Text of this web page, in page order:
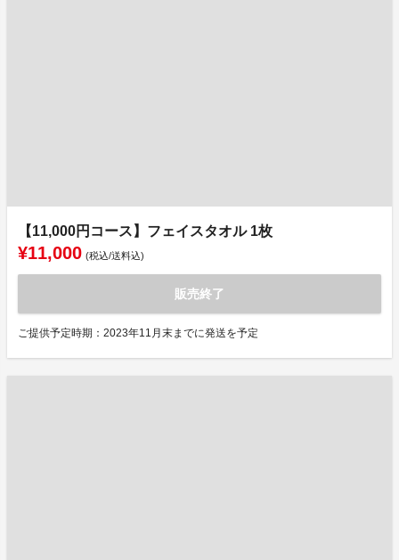
【11,000円コース】フェイスタオル 1枚
¥11,000 (税込/送料込)
販売終了
ご提供予定時期：2023年11月末までに発送を予定